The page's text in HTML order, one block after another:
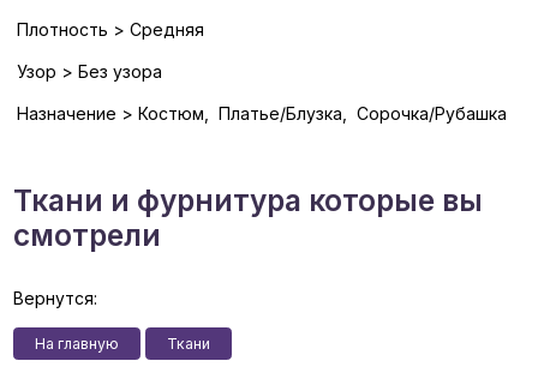
Плотность > Средняя
Узор > Без узора
Назначение > Костюм, Платье/Блузка, Сорочка/Рубашка
Ткани и фурнитура которые вы
смотрели
Вернутся:
На главную Ткани